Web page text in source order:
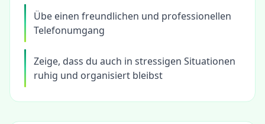
Übe einen freundlichen und professionellen
Telefonumgang
Zeige, dass du auch in stressigen Situationen
ruhig und organisiert bleibst